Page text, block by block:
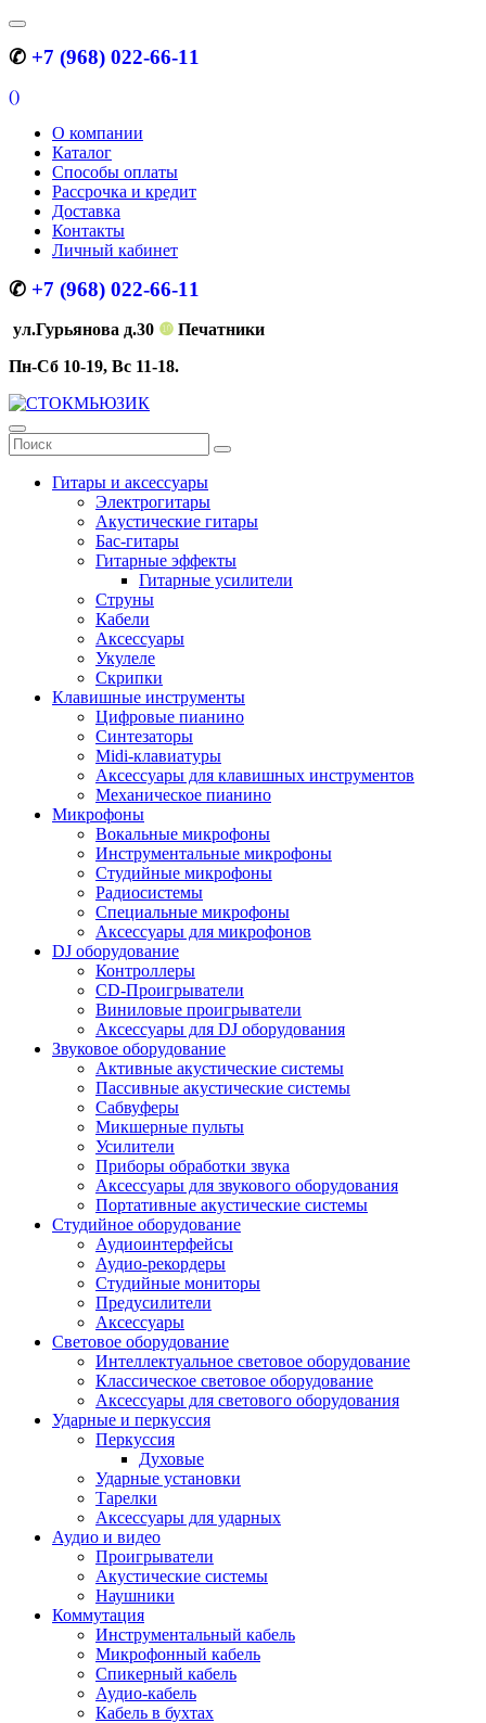
✆ +7 (968) 022-66-11
()
О компании
Каталог
Способы оплаты
Рассрочка и кредит
Доставка
Контакты
Личный кабинет
✆ +7 (968) 022-66-11
ул.Гурьянова д.30 ❿ Печатники
Пн-Сб 10-19, Вс 11-18.
Гитары и аксессуары
Электрогитары
Акустические гитары
Бас-гитары
Гитарные эффекты
Гитарные усилители
Струны
Кабели
Аксессуары
Укулеле
Скрипки
Клавишные инструменты
Цифровые пианино
Синтезаторы
Midi-клавиатуры
Аксессуары для клавишных инструментов
Механическое пианино
Микрофоны
Вокальные микрофоны
Инструментальные микрофоны
Студийные микрофоны
Радиосистемы
Специальные микрофоны
Аксессуары для микрофонов
DJ оборудование
Контроллеры
CD-Проигрыватели
Виниловые проигрыватели
Аксессуары для DJ оборудования
Звуковое оборудование
Активные акустические системы
Пассивные акустические системы
Сабвуферы
Микшерные пульты
Усилители
Приборы обработки звука
Аксессуары для звукового оборудования
Портативные акустические системы
Студийное оборудование
Аудиоинтерфейсы
Аудио-рекордеры
Студийные мониторы
Предусилители
Аксессуары
Световое оборудование
Интеллектуальное световое оборудование
Классическое световое оборудование
Аксессуары для светового оборудования
Ударные и перкуссия
Перкуссия
Духовые
Ударные установки
Тарелки
Аксессуары для ударных
Аудио и видео
Проигрыватели
Акустические системы
Наушники
Коммутация
Инструментальный кабель
Микрофонный кабель
Спикерный кабель
Аудио-кабель
Кабель в бухтах